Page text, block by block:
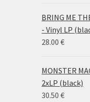
BRING ME
- Vinyl LP
28.00€
MONSTER
2xLP (black)
30.50€